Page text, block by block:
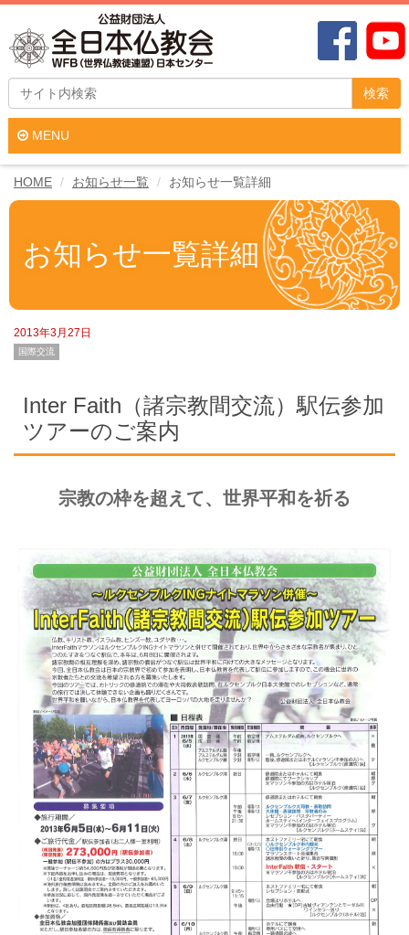
検索
MENU
HOME お知らせ一覧 お知らせ一覧詳細
お知らせ一覧詳細
2013年3月27日
国際交流
Inter Faith（諸宗教間交流）駅伝参加
ツアーのご案内
宗教の枠を超えて、世界平和を祈る